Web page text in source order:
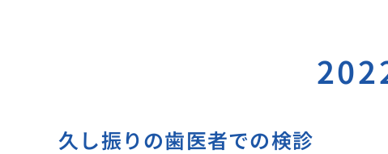
久し振りの歯医者での検診